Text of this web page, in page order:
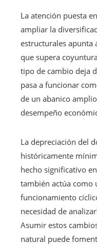
La atención puesta
ampliar la
estructurales apunta
que supera
tipo de cambio deja
pasa a funcionar
de un abanico
desempeño
La depreciación del
históricamente
hecho significativo
también actúa como
funcionamiento
necesidad de
Asumir estos
natural puede